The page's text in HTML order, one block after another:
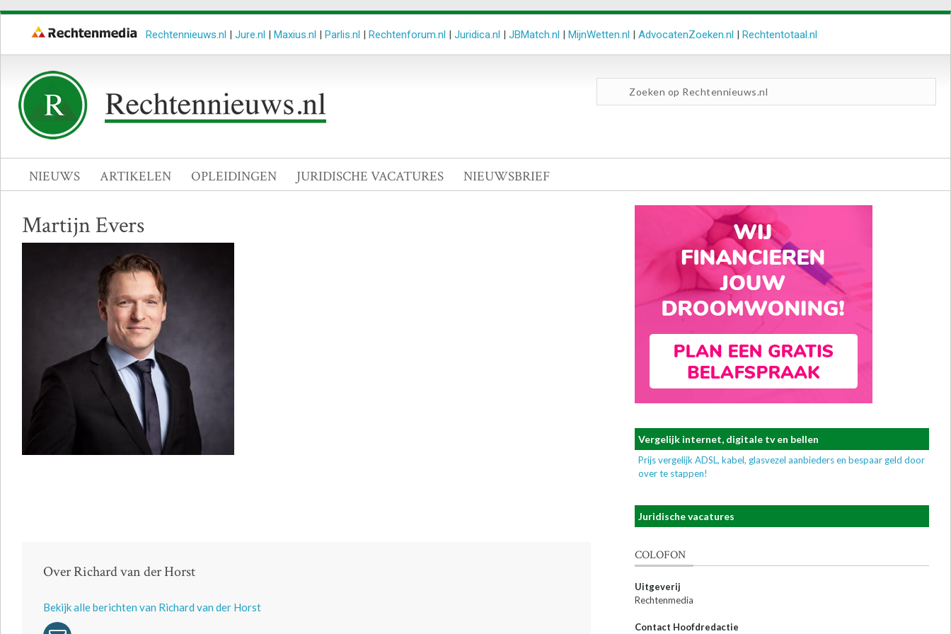
Rechtennieuws.nl | Jure.nl | Maxius.nl | Parlis.nl | Rechtenforum.nl | Juridica.nl | JBMatch.nl | MijnWetten.nl | AdvocatenZoeken.nl | Rechtentotaal.nl
NIEUWS ARTIKELEN OPLEIDINGEN JURIDISCHE VACATURES NIEUWSBRIEF
Martijn Evers
Over Richard van der Horst
Bekijk alle berichten van Richard van der Horst
Vergelijk internet, digitale tv en bellen
Prijs vergelijk ADSL, kabel, glasvezel aanbieders en bespaar geld door
over te stappen!
Juridische vacatures
COLOFON
Uitgeverij
Rechtenmedia
Contact Hoofdredactie